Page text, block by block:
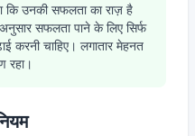
उनकी सफलता का राज़ है
सफलता पाने के लिए सिर्फ
करनी चाहिए। लगातार मेहनत
रहा।